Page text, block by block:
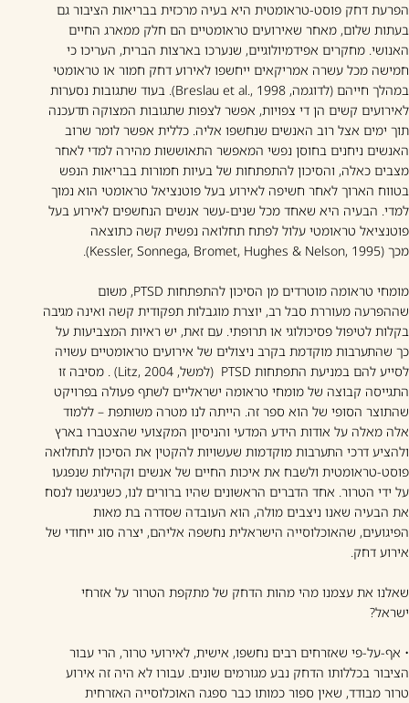
הפרעת דחק פוסט-טראומטית היא בעיה מרכזית בבריאות הציבור גם
בעתות שלום, מאחר שאירועים טראומטיים הם חלק ממארג החיים
האנושי. מחקרים אפידמיולוגיים, שנערכו בארצות הברית, העריכו כי
חמישה מכל עשרה אמריקאים ייחשפו לאירוע דחק חמור או טראומטי
במהלך חייהם (לדוגמה, Breslau et al., 1998). בעוד שתגובות נסערות
לאירועים קשים הן די צפויות, אפשר לצפות שתגובות המצוקה תדעכנה
תוך ימים אצל רוב האנשים שנחשפו אליה. כללית אפשר לומר שרוב
האנשים ניחנים בחוסן נפשי המאפשר התאוששות מהירה למדי לאחר
מצבים כאלה, והסיכון להתפתחות של בעיות חמורות בבריאות הנפש
בטווח הארוך לאחר חשיפה לאירוע בעל פוטנציאל טראומטי הוא נמוך
למדי. הבעיה היא שאחד מכל שנים-עשר אנשים הנחשפים לאירוע בעל
פוטנציאל טראומטי עלול לפתח תחלואה נפשית קשה כתוצאה
מכך (Kessler, Sonnega, Bromet, Hughes & Nelson, 1995).
מומחי טראומה מוטרדים מן הסיכון להתפתחות PTSD, משום
שההפרעה מעוררת סבל רב, יוצרת מוגבלות תפקודית קשה ואינה מגיבה
בקלות לטיפול פסיכולוגי או תרופתי. עם זאת, יש ראיות המצביעות על
כך שהתערבות מוקדמת בקרב ניצולים של אירועים טראומטיים עשויה
לסייע להם במניעת התפתחות PTSD (למשל, Litz, 2004) . מסיבה זו
התגייסה קבוצה של מומחי טראומה ישראליים לשתף פעולה בפרויקט
שהתוצר הסופי של הוא ספר זה. הייתה לנו מטרה משותפת – ללמוד
אלה מאלה על אודות הידע המדעי והניסיון המקצועי שהצטברו בארץ
ולהציע דרכי התערבות מוקדמות שעשויות להקטין את הסיכון לתחלואה
פוסט-טראומטית ולשבח את איכות החיים של אנשים וקהילות שנפגעו
על ידי הטרור. אחד הדברים הראשונים שהיו ברורים לנו, כשניגשנו לנסח
את הבעיה שאנו ניצבים מולה, הוא העובדה שסדרה בת מאות
הפיגועים, שהאוכלוסייה הישראלית נחשפה אליהם, יצרה סוג ייחודי של
אירוע דחק.
שאלנו את עצמנו מהי מהות הדחק של מתקפת הטרור על אזרחי
ישראל?
• אף-על-פי שאזרחים רבים נחשפו, אישית, לאירועי טרור, הרי עבור
הציבור בכללותו הדחק נבע מגורמים שונים. עבורו לא היה זה אירוע
טרור מבודד, שאין ספור כמותו כבר ספגה האוכלוסייה האזרחית